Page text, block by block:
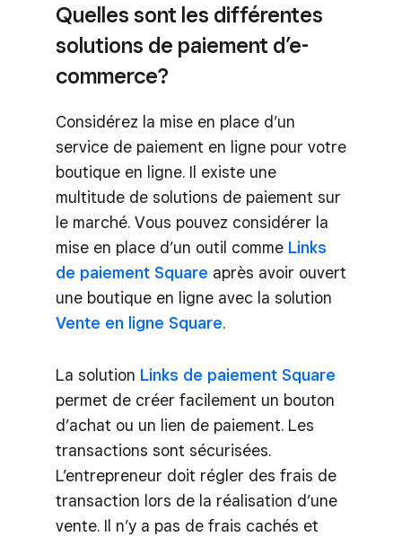
Quelles sont les différentes
solutions de paiement d’e-
commerce?
Considérez la mise en place d’un
service de paiement en ligne pour votre
boutique en ligne. Il existe une
multitude de solutions de paiement sur
le marché. Vous pouvez considérer la
mise en place d’un outil comme Links
de paiement Square après avoir ouvert
une boutique en ligne avec la solution
Vente en ligne Square.
La solution Links de paiement Square
permet de créer facilement un bouton
d’achat ou un lien de paiement. Les
transactions sont sécurisées.
L’entrepreneur doit régler des frais de
transaction lors de la réalisation d’une
vente. Il n’y a pas de frais cachés et